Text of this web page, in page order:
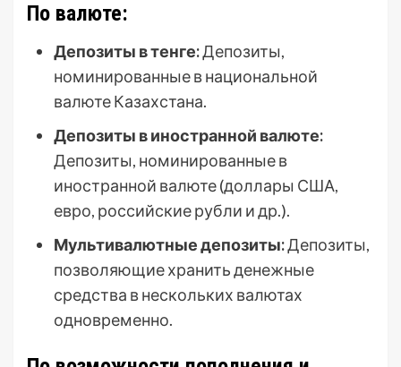
По валюте:
Депозиты в тенге:Депозиты,
номинированные в национальной
валюте Казахстана.
Депозиты в иностранной валюте:
Депозиты, номинированные в
иностранной валюте (доллары США,
евро, российские рубли и др.).
Мультивалютные депозиты:Депозиты,
позволяющие хранить денежные
средства в нескольких валютах
одновременно.